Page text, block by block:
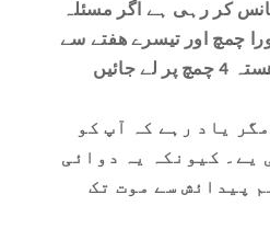
کر رہی ہے اگر مسئلہ
چمچ اور تیسرے ھفتے سے
جائیں
یاد رہے کہ آپ کو
یے۔ کیونکہ یہ دوائی
پیدائش سے موت تک